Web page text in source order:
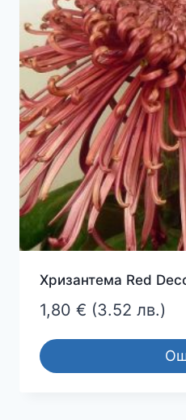
Хризантема Red
1,80 € (3.52 лв.)